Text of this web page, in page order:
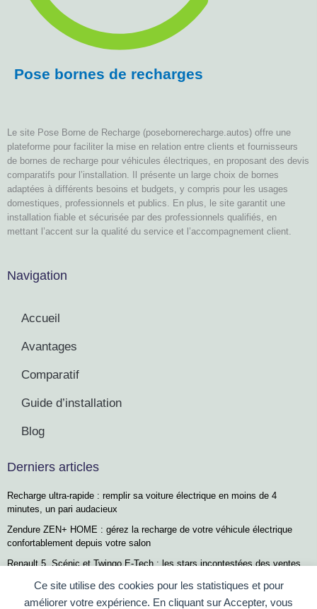
Ce site utilise des cookies pour les statistiques et pour
améliorer votre expérience. En cliquant sur Accepter, vous
Pose bornes de recharges
Le site Pose Borne de Recharge (posebornerecharge.autos) offre une
plateforme pour faciliter la mise en relation entre clients et fournisseurs
de bornes de recharge pour véhicules électriques, en proposant des devis
comparatifs pour l’installation. Il présente un large choix de bornes
adaptées à différents besoins et budgets, y compris pour les usages
domestiques, professionnels et publics. En plus, le site garantit une
installation fiable et sécurisée par des professionnels qualifiés, en
mettant l’accent sur la qualité du service et l’accompagnement client.
Navigation
Accueil
Avantages
Comparatif
Guide d’installation
Blog
Derniers articles
Recharge ultra-rapide : remplir sa voiture électrique en moins de 4
minutes, un pari audacieux
Zendure ZEN+ HOME : gérez la recharge de votre véhicule électrique
confortablement depuis votre salon
Renault 5, Scénic et Twingo E-Tech : les stars incontestées des ventes
Le guide essentiel pour organiser efficacement votre voyage en voiture